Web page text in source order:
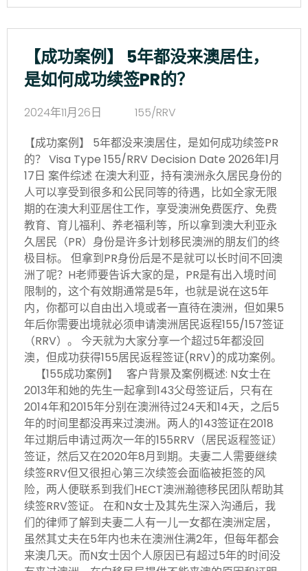
【成功案例】 5年都没来澳居住，
是如何成功续签PR的？
2024年11月26日
155/RRV
【成功案例】 5年都没来澳居住，是如何成功续签PR
的？ Visa Type 155/RRV Decision Date 2026年1月
17日 案件综述 在澳大利亚，持有澳洲永久居民身份的
人可以享受到很多和公民同等的待遇，比如全家无限
期的在澳大利亚居住工作，享受澳洲免费医疗、免费
教育、育儿福利、养老福利等，所以拿到澳大利亚永
久居民（PR）身份是许多计划移民澳洲的朋友们的终
极目标。 但拿到PR身份后是不是就可以长时间不回澳
洲了呢？H老师要告诉大家的是，PR是有出入境时间
限制的，这个有效期通常是5年，也就是说在这5年
内，你都可以自由出入境或者一直待在澳洲，但如果5
年后你需要出境就必须申请澳洲居民返程155/157签证
（RRV）。 今天就为大家分享一个超过5年都没回
澳，但成功获得155居民返程签证(RRV)的成功案例。
【155成功案例】 客户背景及案例概述: N女士在
2013年和她的先生一起拿到143父母签证后，只有在
2014年和2015年分别在澳洲待过24天和14天，之后5
年的时间里都没再来过澳洲。两人的143签证在2018
年过期后申请过两次一年的155RRV（居民返程签证）
签证，然后又在2020年8月到期。夫妻二人需要继续
续签RRV但又很担心第三次续签会面临被拒签的风
险，两人便联系到我们HECT澳洲瀚德移民团队帮助其
续签RRV签证。 在和N女士及其先生深入沟通后，我
们的律师了解到夫妻二人有一儿一女都在澳洲定居，
虽然其丈夫在5年内也未在澳洲住满2年，但每年都会
来澳几天。而N女士因个人原因已有超过5年的时间没